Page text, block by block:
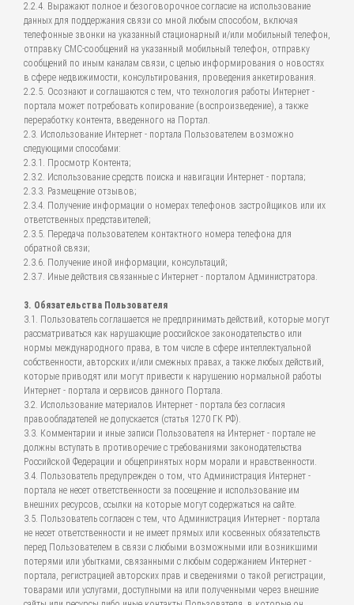
2.2.4. Выражают полное и безоговорочное согласие на использование
данных для поддержания связи со мной любым способом, включая
телефонные звонки на указанный стационарный и/или мобильный телефон,
отправку СМС-сообщений на указанный мобильный телефон, отправку
сообщений по иным каналам связи, с целью информирования о новостях
в сфере недвижимости, консультирования, проведения анкетирования.
2.2.5. Осознают и соглашаются с тем, что технология работы Интернет -
портала может потребовать копирование (воспроизведение), а также
переработку контента, введенного на Портал.
2.3. Использование Интернет - портала Пользователем возможно
следующими способами:
2.3.1. Просмотр Контента;
2.3.2. Использование средств поиска и навигации Интернет - портала;
2.3.3. Размещение отзывов;
2.3.4. Получение информации о номерах телефонов застройщиков или их
ответственных представителей;
2.3.5. Передача пользователем контактного номера телефона для
обратной связи;
2.3.6. Получение иной информации, консультаций;
2.3.7. Иные действия связанные с Интернет - порталом Администратора.
3. Обязательства Пользователя
3.1. Пользователь соглашается не предпринимать действий, которые могут
рассматриваться как нарушающие российское законодательство или
нормы международного права, в том числе в сфере интеллектуальной
собственности, авторских и/или смежных правах, а также любых действий,
которые приводят или могут привести к нарушению нормальной работы
Интернет - портала и сервисов данного Портала.
3.2. Использование материалов Интернет - портала без согласия
правообладателей не допускается (статья 1270 ГК РФ).
3.3. Комментарии и иные записи Пользователя на Интернет - портале не
должны вступать в противоречие с требованиями законодательства
Российской Федерации и общепринятых норм морали и нравственности.
3.4. Пользователь предупрежден о том, что Администрация Интернет -
портала не несет ответственности за посещение и использование им
внешних ресурсов, ссылки на которые могут содержаться на сайте.
3.5. Пользователь согласен с тем, что Администрация Интернет - портала
не несет ответственности и не имеет прямых или косвенных обязательств
перед Пользователем в связи с любыми возможными или возникшими
потерями или убытками, связанными с любым содержанием Интернет -
портала, регистрацией авторских прав и сведениями о такой регистрации,
товарами или услугами, доступными на или полученными через внешние